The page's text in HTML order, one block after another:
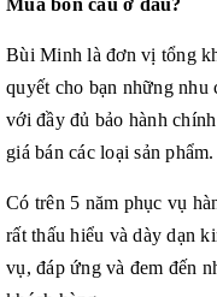
Bùi Minh là đơn vị tổng
quyết cho bạn những nhu
với đầy đủ bảo hành
giá bán các loại sản phẩm.
Có trên 5 năm phục vụ
rất thấu hiểu và dày dạn
vụ, đáp ứng và đem đến